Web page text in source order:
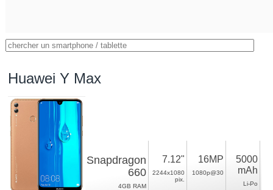
Huawei Y Max
Snapdragon
660
4GB RAM
7.12"
2244x1080
pix.
16MP
1080p@30
5000
mAh
Li-Po